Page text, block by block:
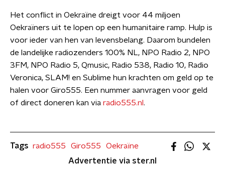
Het conflict in Oekraïne dreigt voor 44 miljoen
Oekraïners uit te lopen op een humanitaire ramp. Hulp is
voor ieder van hen van levensbelang. Daarom bundelen
de landelijke radiozenders 100% NL, NPO Radio 2, NPO
3FM, NPO Radio 5, Qmusic, Radio 538, Radio 10, Radio
Veronica, SLAM! en Sublime hun krachten om geld op te
halen voor Giro555. Een nummer aanvragen voor geld
of direct doneren kan via radio555.nl .
Tags radio555 Giro555
Oekraïne
Advertentie via ster.nl